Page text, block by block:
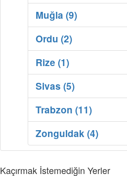
Muğla (9)
Ordu (2)
Rize (1)
Sivas (5)
Trabzon (11)
Zonguldak (4)
Kaçırmak İstemediğin Yerler